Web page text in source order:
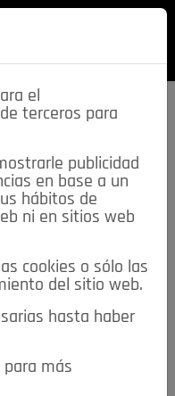
esta
CONTACTO
el
terceros para
publicidad
en base a un
hábitos de
ni en sitios web
cookies o sólo las
del sitio web.
hasta haber
para más